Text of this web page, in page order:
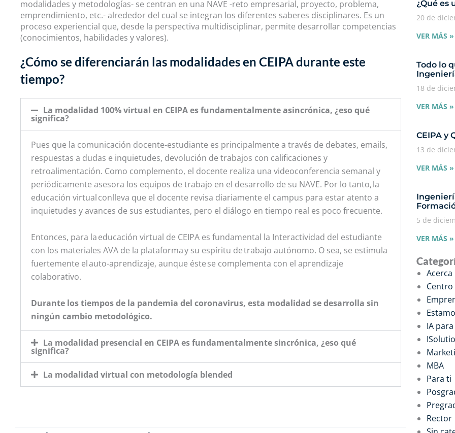
modalidades y metodologías- se centran en una NAVE -reto empresarial, proyecto, problema,
emprendimiento, etc.- alrededor del cual se integran los diferentes saberes disciplinares. Es un
proceso experiencial que, desde la perspectiva multidisciplinar, permite desarrollar competencias
(conocimientos, habilidades y valores).
¿Cómo se diferenciarán las modalidades en CEIPA durante este
tiempo?
La modalidad 100% virtual en CEIPA es fundamentalmente asincrónica, ¿eso qué
significa?
Pues que la comunicación docente-estudiante es principalmente a través de debates, emails,
respuestas a dudas e inquietudes, devolución de trabajos con calificaciones y
retroalimentación. Como complemento, el docente realiza una videoconferencia semanal y
periódicamente asesora los equipos de trabajo en el desarrollo de su NAVE. Por lo tanto, la
educación virtual conlleva que el docente revisa diariamente el campus para estar atento a
inquietudes y avances de sus estudiantes, pero el diálogo en tiempo real es poco frecuente.
Entonces, para la educación virtual de CEIPA es fundamental la Interactividad del estudiante
con los materiales AVA de la plataforma y su espíritu de trabajo autónomo. O sea, se estimula
fuertemente el auto-aprendizaje, aunque éste se complementa con el aprendizaje
colaborativo.
Durante los tiempos de la pandemia del coronavirus, esta modalidad se desarrolla sin
ningún cambio metodológico.
La modalidad presencial en CEIPA es fundamentalmente sincrónica, ¿eso qué
significa?
La modalidad virtual con metodología blended
¿Qué es
20 de
VER MÁS »
Todo lo
18 de
VER MÁS »
CEIPA y
13 de
VER MÁS »
5 de
VER MÁS »
Acerca
IA
MBA
Para ti
Rector